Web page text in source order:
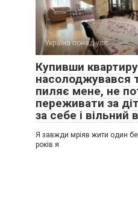
Україна понад усе
Купивши квартиру
насолоджувався
пиляє мене, не
переживати за
за себе і вільний
Я завжди мріяв жити один без
років я